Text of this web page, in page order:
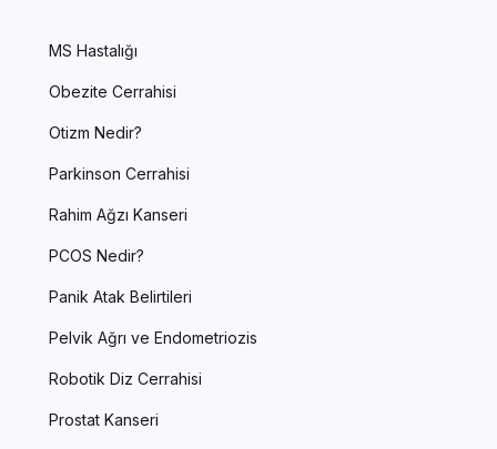
MS Hastalığı
Obezite Cerrahisi
Otizm Nedir?
Parkinson Cerrahisi
Rahim Ağzı Kanseri
PCOS Nedir?
Panik Atak Belirtileri
Pelvik Ağrı ve Endometriozis
Robotik Diz Cerrahisi
Prostat Kanseri